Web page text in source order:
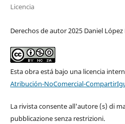
Licencia
Derechos de autor 2025 Daniel
Esta obra está bajo una licencia
Atribución-NoComercial-
La rivista consente all'autore (s) di
pubblicazione senza restrizioni.